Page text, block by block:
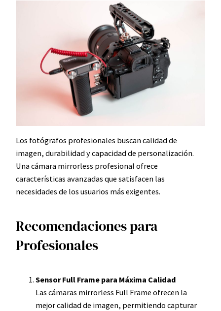
Los fotógrafos profesionales buscan calidad de
imagen, durabilidad y capacidad de personalización.
Una cámara mirrorless profesional ofrece
características avanzadas que satisfacen las
necesidades de los usuarios más exigentes.
Recomendaciones para
Profesionales
Sensor Full Frame para Máxima Calidad
Las cámaras mirrorless Full Frame ofrecen la
mejor calidad de imagen, permitiendo capturar